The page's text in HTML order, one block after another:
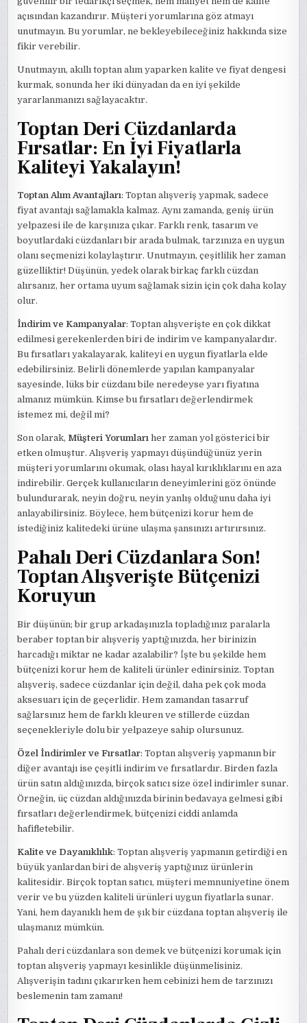
açısından kazandırır. Müşteri yorumlarına göz atmayı
unutmayın. Bu yorumlar, ne bekleyebileceğiniz hakkında size
fikir verebilir.
Unutmayın, akıllı toptan alım yaparken kalite ve fiyat dengesi
kurmak, sonunda her iki dünyadan da en iyi şekilde
yararlanmanızı sağlayacaktır.
Toptan Deri Cüzdanlarda
Fırsatlar: En İyi Fiyatlarla
Kaliteyi Yakalayın!
Toptan Alım Avantajları: Toptan alışveriş yapmak, sadece
fiyat avantajı sağlamakla kalmaz. Aynı zamanda, geniş ürün
yelpazesi ile de karşınıza çıkar. Farklı renk, tasarım ve
boyutlardaki cüzdanları bir arada bulmak, tarzınıza en uygun
olanı seçmenizi kolaylaştırır. Unutmayın, çeşitlilik her zaman
güzelliktir! Düşünün, yedek olarak birkaç farklı cüzdan
alırsanız, her ortama uyum sağlamak sizin için çok daha kolay
olur.
İndirim ve Kampanyalar: Toptan alışverişte en çok dikkat
edilmesi gerekenlerden biri de indirim ve kampanyalardır.
Bu fırsatları yakalayarak, kaliteyi en uygun fiyatlarla elde
edebilirsiniz. Belirli dönemlerde yapılan kampanyalar
sayesinde, lüks bir cüzdanı bile neredeyse yarı fiyatına
almanız mümkün. Kimse bu fırsatları değerlendirmek
istemez mi, değil mi?
Son olarak, Müşteri Yorumları her zaman yol gösterici bir
etken olmuştur. Alışveriş yapmayı düşündüğünüz yerin
müşteri yorumlarını okumak, olası hayal kırıklıklarını en aza
indirebilir. Gerçek kullanıcıların deneyimlerini göz önünde
bulundurarak, neyin doğru, neyin yanlış olduğunu daha iyi
anlayabilirsiniz. Böylece, hem bütçenizi korur hem de
istediğiniz kalitedeki ürüne ulaşma şansınızı artırırsınız.
Pahalı Deri Cüzdanlara Son!
Toptan Alışverişte Bütçenizi
Koruyun
Bir düşünün; bir grup arkadaşınızla topladığınız paralarla
beraber toptan bir alışveriş yaptığınızda, her birinizin
harcadığı miktar ne kadar azalabilir? İşte bu şekilde hem
bütçenizi korur hem de kaliteli ürünler edinirsiniz. Toptan
alışveriş, sadece cüzdanlar için değil, daha pek çok moda
aksesuarı için de geçerlidir. Hem zamandan tasarruf
sağlarsınız hem de farklı kleuren ve stillerde cüzdan
seçenekleriyle dolu bir yelpazeye sahip olursunuz.
Özel İndirimler ve Fırsatlar: Toptan alışveriş yapmanın bir
diğer avantajı ise çeşitli indirim ve fırsatlardır. Birden fazla
ürün satın aldığınızda, birçok satıcı size özel indirimler sunar.
Örneğin, üç cüzdan aldığınızda birinin bedavaya gelmesi gibi
fırsatları değerlendirmek, bütçenizi ciddi anlamda
hafifletebilir.
Kalite ve Dayanıklılık: Toptan alışveriş yapmanın getirdiği en
büyük yanlardan biri de alışveriş yaptığınız ürünlerin
kalitesidir. Birçok toptan satıcı, müşteri memnuniyetine önem
verir ve bu yüzden kaliteli ürünleri uygun fiyatlarla sunar.
Yani, hem dayanıklı hem de şık bir cüzdana toptan alışveriş ile
ulaşmanız mümkün.
Pahalı deri cüzdanlara son demek ve bütçenizi korumak için
toptan alışveriş yapmayı kesinlikle düşünmelisiniz.
Alışverişin tadını çıkarırken hem cebinizi hem de tarzınızı
beslemenin tam zamanı!